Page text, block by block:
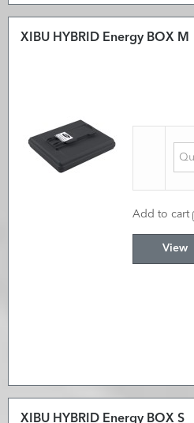
XIBU HYBRID Energy BOX M
Add to cart
View
XIBU HYBRID Energy BOX S